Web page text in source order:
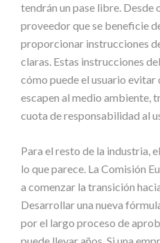
tendrán un pase libre.
proveedor que se beneficie
proporcionar instrucciones
claras. Estas instrucciones
cómo puede el usuario
escapen al medio ambiente,
cuota de responsabilidad al
Para el resto de la industria,
lo que parece. La Comisión
a comenzar la transición
Desarrollar una nueva
por el largo proceso de